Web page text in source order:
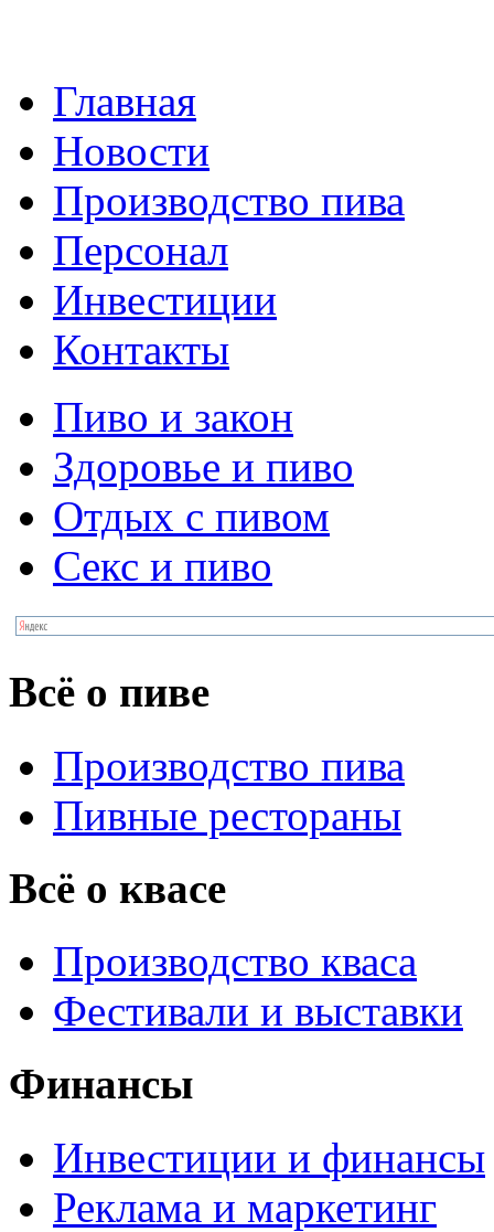
Главная
Новости
Производство пива
Персонал
Инвестиции
Контакты
Пиво и закон
Здоровье и пиво
Отдых с пивом
Секс и пиво
Всё о пиве
Производство пива
Пивные рестораны
Всё о квасе
Производство кваса
Фестивали и выставки
Финансы
Инвестиции и финансы
Реклама и маркетинг